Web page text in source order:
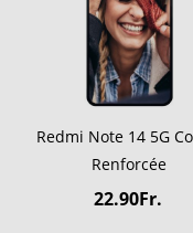
Redmi Note 14 5G
Renforcée
22.90Fr.